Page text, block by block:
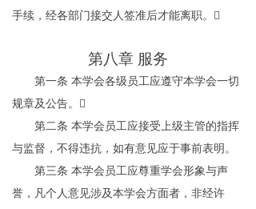
手续，经各部门接交人签准后才能离职。

第八章 服务
第一条 本学会各级员工应遵守本学会一切
规章及公告。

第二条 本学会员工应接受上级主管的指挥
与监督，不得违抗，如有意见应于事前表明。
第三条 本学会员工应尊重学会形象与声
誉，凡个人意见涉及本学会方面者，非经许